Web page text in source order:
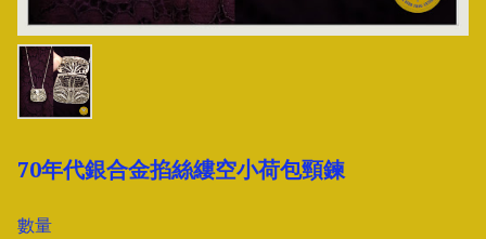
70年代銀合金掐絲縷空小荷包頸鍊
數量